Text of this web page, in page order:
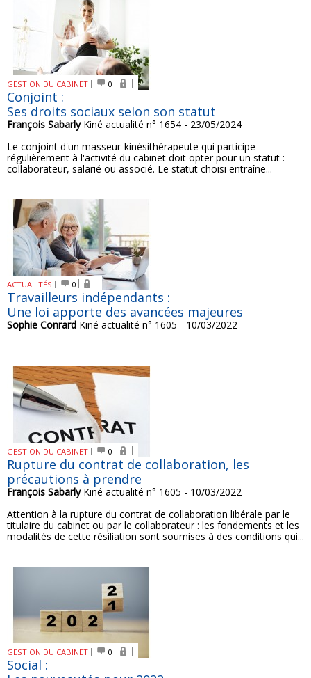
GESTION DU CABINET 0
Conjoint :
Ses droits sociaux selon son statut
François SabarlyKiné actualité n° 1654 - 23/05/2024
Le conjoint d'un masseur-kinésithérapeute qui participe
régulièrement à l'activité du cabinet doit opter pour un statut :
collaborateur, salarié ou associé. Le statut choisi entraîne...
ACTUALITÉS 0
Travailleurs indépendants :
Une loi apporte des avancées majeures
Sophie Conrard Kiné actualité n° 1605 - 10/03/2022
GESTION DU CABINET 0
Rupture du contrat de collaboration, les
précautions à prendre
François SabarlyKiné actualité n° 1605 - 10/03/2022
Attention à la rupture du contrat de collaboration libérale par le
titulaire du cabinet ou par le collaborateur : les fondements et les
modalités de cette résiliation sont soumises à des conditions qui...
GESTION DU CABINET 0
Social :